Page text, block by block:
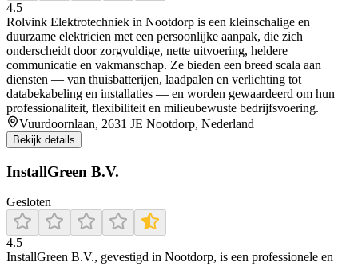
4.5
Rolvink Elektrotechniek in Nootdorp is een kleinschalige en
duurzame elektricien met een persoonlijke aanpak, die zich
onderscheidt door zorgvuldige, nette uitvoering, heldere
communicatie en vakmanschap. Ze bieden een breed scala aan
diensten — van thuisbatterijen, laadpalen en verlichting tot
databekabeling en installaties — en worden gewaardeerd om hun
professionaliteit, flexibiliteit en milieubewuste bedrijfsvoering.
Vuurdoornlaan, 2631 JE Nootdorp, Nederland
Bekijk details
InstallGreen B.V.
Gesloten
4.5
InstallGreen B.V., gevestigd in Nootdorp, is een professionele en